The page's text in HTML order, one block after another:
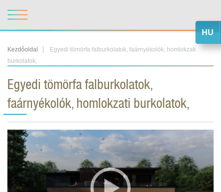
Kezdőoldal
Egyedi tömörfa falburkolatok, faárnyékolók, homlokzati
burkolatok,
Egyedi tömörfa falburkolatok,
faárnyékolók, homlokzati burkolatok,
HU